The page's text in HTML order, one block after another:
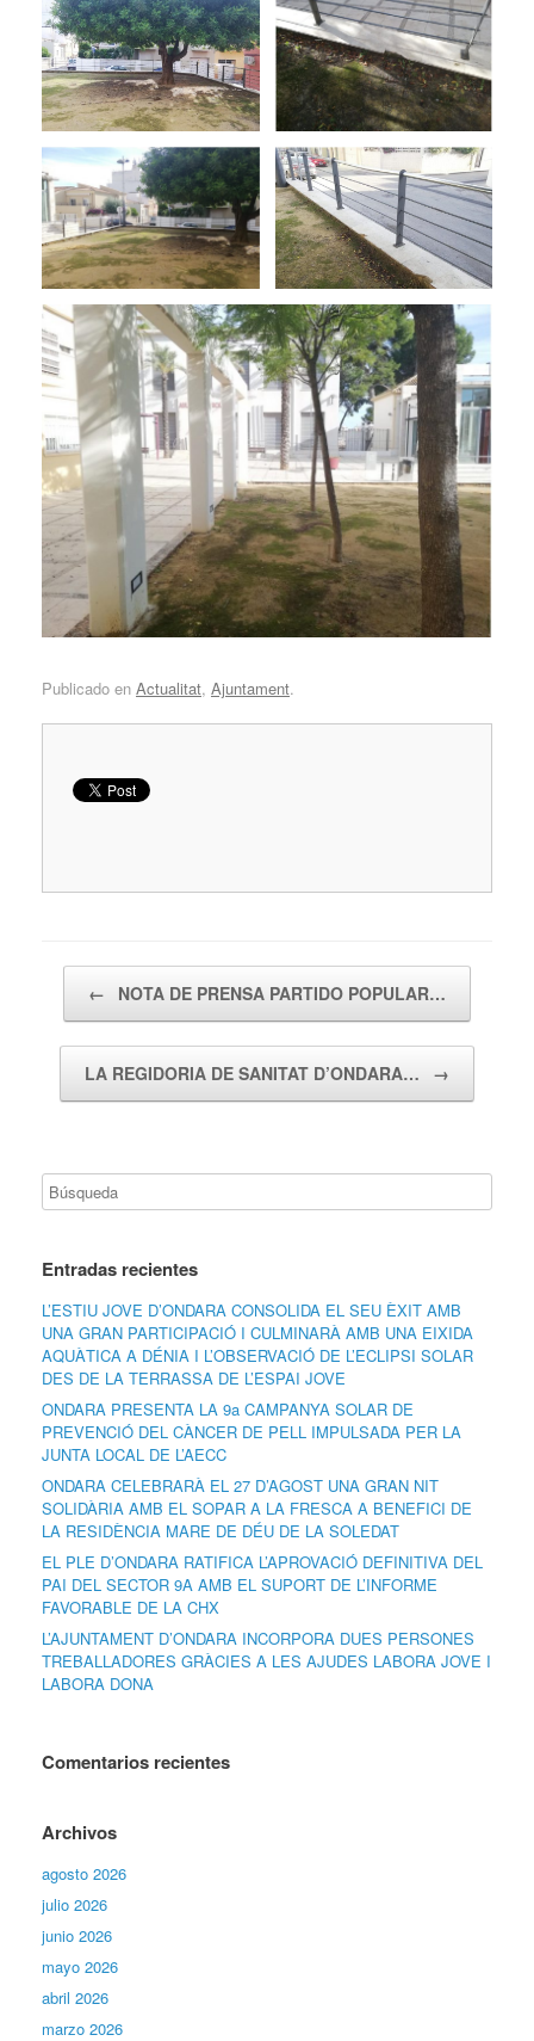
Publicado en Actualitat, Ajuntament.
← NOTA DE PRENSA PARTIDO POPULAR…
LA REGIDORIA DE SANITAT D’ONDARA… →
Entradas recientes
L’ESTIU JOVE D’ONDARA CONSOLIDA EL SEU ÈXIT AMB
UNA GRAN PARTICIPACIÓ I CULMINARÀ AMB UNA EIXIDA
AQUÀTICA A DÉNIA I L’OBSERVACIÓ DE L’ECLIPSI SOLAR
DES DE LA TERRASSA DE L’ESPAI JOVE
ONDARA PRESENTA LA 9a CAMPANYA SOLAR DE
PREVENCIÓ DEL CÀNCER DE PELL IMPULSADA PER LA
JUNTA LOCAL DE L’AECC
ONDARA CELEBRARÀ EL 27 D’AGOST UNA GRAN NIT
SOLIDÀRIA AMB EL SOPAR A LA FRESCA A BENEFICI DE
LA RESIDÈNCIA MARE DE DÉU DE LA SOLEDAT
EL PLE D’ONDARA RATIFICA L’APROVACIÓ DEFINITIVA DEL
PAI DEL SECTOR 9A AMB EL SUPORT DE L’INFORME
FAVORABLE DE LA CHX
L’AJUNTAMENT D’ONDARA INCORPORA DUES PERSONES
TREBALLADORES GRÀCIES A LES AJUDES LABORA JOVE I
LABORA DONA
Comentarios recientes
Archivos
agosto 2026
julio 2026
junio 2026
mayo 2026
abril 2026
marzo 2026